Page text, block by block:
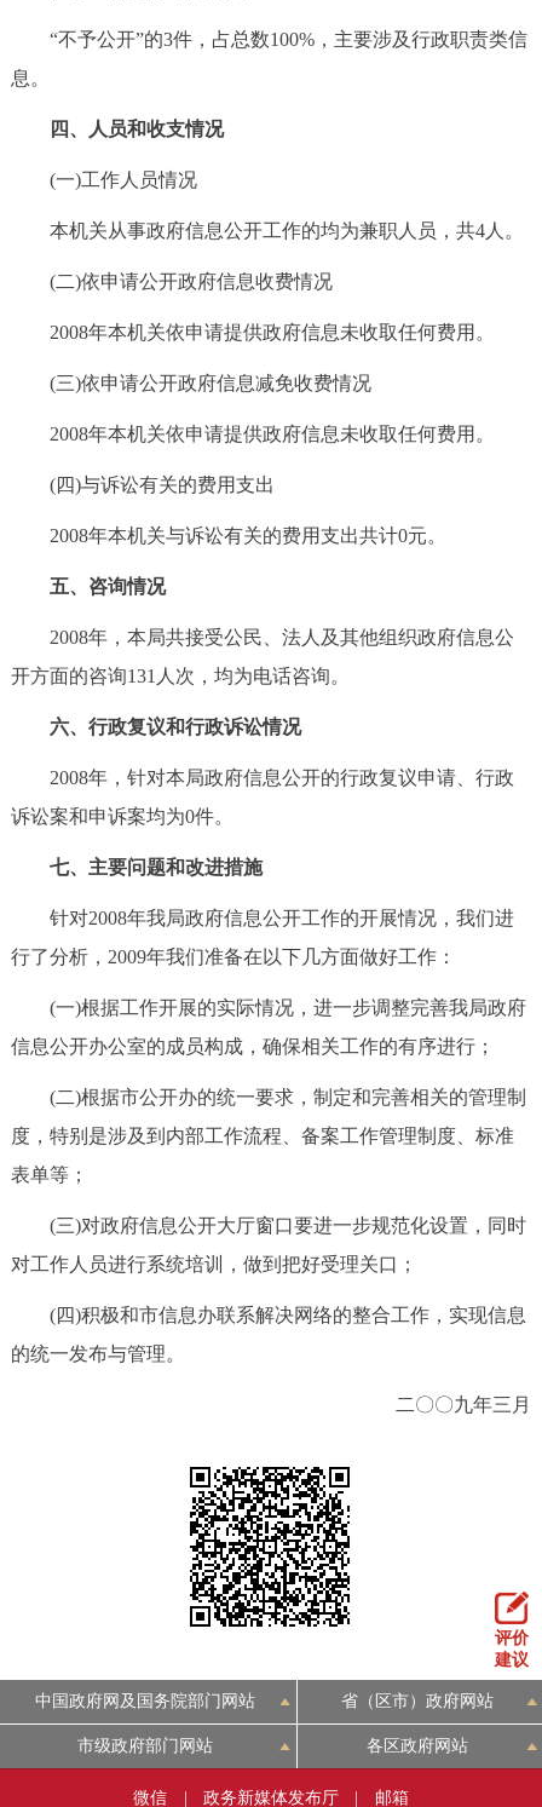
“不予公开”的3件，占总数100%，主要涉及行政职责类信
息。
四、人员和收支情况
(一)工作人员情况
本机关从事政府信息公开工作的均为兼职人员，共4人。
(二)依申请公开政府信息收费情况
2008年本机关依申请提供政府信息未收取任何费用。
(三)依申请公开政府信息减免收费情况
2008年本机关依申请提供政府信息未收取任何费用。
(四)与诉讼有关的费用支出
2008年本机关与诉讼有关的费用支出共计0元。
五、咨询情况
2008年，本局共接受公民、法人及其他组织政府信息公
开方面的咨询131人次，均为电话咨询。
六、行政复议和行政诉讼情况
2008年，针对本局政府信息公开的行政复议申请、行政
诉讼案和申诉案均为0件。
七、主要问题和改进措施
针对2008年我局政府信息公开工作的开展情况，我们进
行了分析，2009年我们准备在以下几方面做好工作：
(一)根据工作开展的实际情况，进一步调整完善我局政府
信息公开办公室的成员构成，确保相关工作的有序进行；
(二)根据市公开办的统一要求，制定和完善相关的管理制
度，特别是涉及到内部工作流程、备案工作管理制度、标准
表单等；
(三)对政府信息公开大厅窗口要进一步规范化设置，同时
对工作人员进行系统培训，做到把好受理关口；
(四)积极和市信息办联系解决网络的整合工作，实现信息
的统一发布与管理。
二〇〇九年三月
评价
建议
中国政府网及国务院部门网站 省（区市）政府网站
市级政府部门网站 各区政府网站
微信 政务新媒体发布厅 邮箱